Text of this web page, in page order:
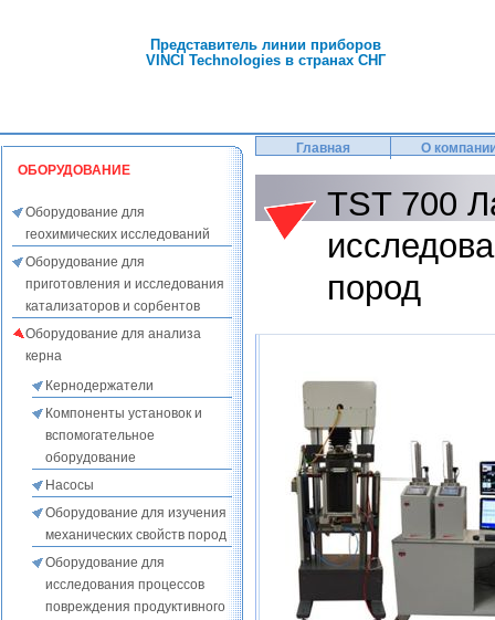
Представитель линии приборов
VINCI Technologies в странах СНГ
ОБОРУДОВАНИЕ
Оборудование для
геохимических исследований
Оборудование для
приготовления и исследования
катализаторов и сорбентов
Оборудование для анализа
керна
Кернодержатели
Компоненты установок и
вспомогательное
оборудование
Насосы
Оборудование для изучения
механических свойств пород
Оборудование для
исследования процессов
повреждения продуктивного
Главная О
TST 700
пород